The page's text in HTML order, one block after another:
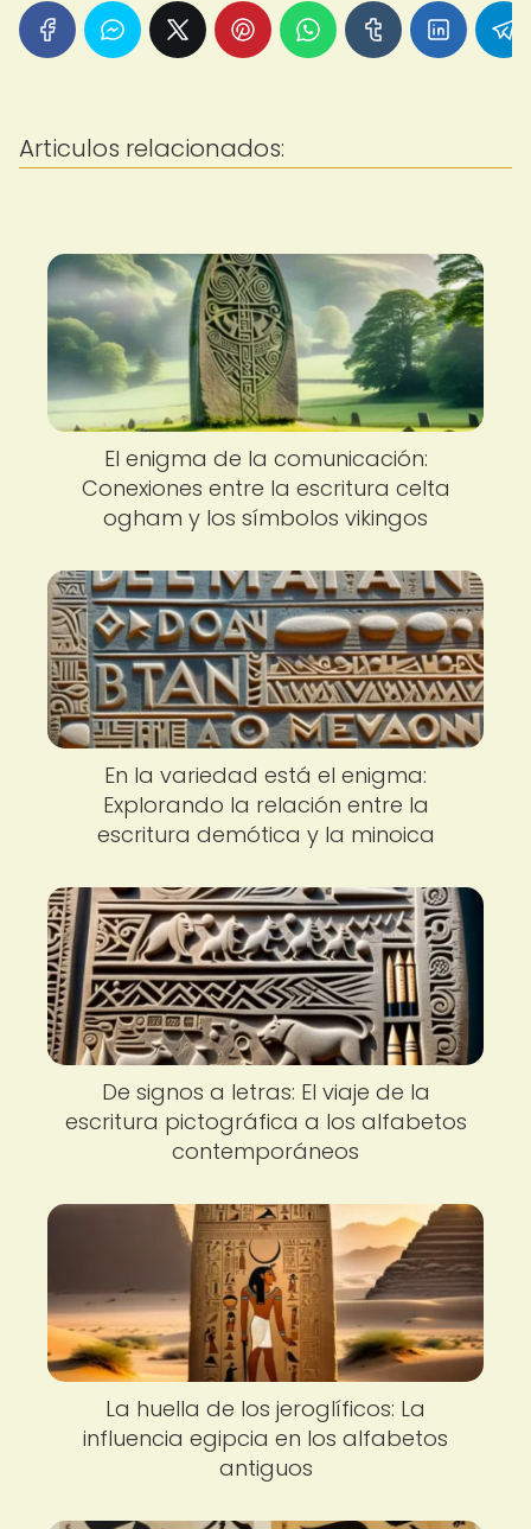
Articulos relacionados:
El enigma de la comunicación:
Conexiones entre la escritura celta
ogham y los símbolos vikingos
En la variedad está el enigma:
Explorando la relación entre la
escritura demótica y la minoica
De signos a letras: El viaje de la
escritura pictográfica a los alfabetos
contemporáneos
La huella de los jeroglíficos: La
influencia egipcia en los alfabetos
antiguos